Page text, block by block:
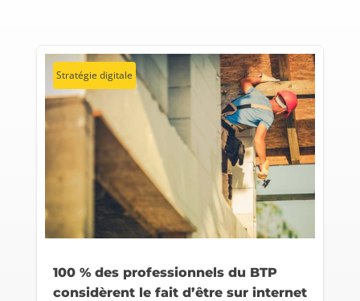
Stratégie digitale
100 % des professionnels du BTP
considèrent le fait d’être sur internet